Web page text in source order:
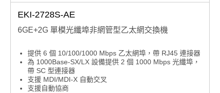
EKI-2728S-AE
6GE+2G 單模光纖埠非網管型乙太網交換機
提供 6 個 10/100/1000 Mbps 乙太網埠，帶 RJ45 連接器
為 1000Base-SX/LX 設備提供 2 個 1000 Mbps 光纖埠，
帶 SC 型連接器
支援 MDI/MDI-X 自動交叉
支援自動協商